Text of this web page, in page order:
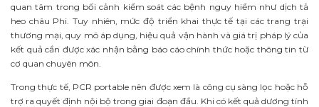
quan tâm trong bối cảnh kiểm soát các bệnh nguy hiểm như dịch tả
heo châu Phi. Tuy nhiên, mức độ triển khai thực tế tại các trang trại
thương mại, quy mô áp dụng, hiệu quả vận hành và giá trị pháp lý của
kết quả cần được xác nhận bằng báo cáo chính thức hoặc thông tin từ
cơ quan chuyên môn.
Trong thực tế, PCR portable nên được xem là công cụ sàng lọc hoặc hỗ
trợ ra quyết định nội bộ trong giai đoạn đầu. Khi có kết quả dương tính